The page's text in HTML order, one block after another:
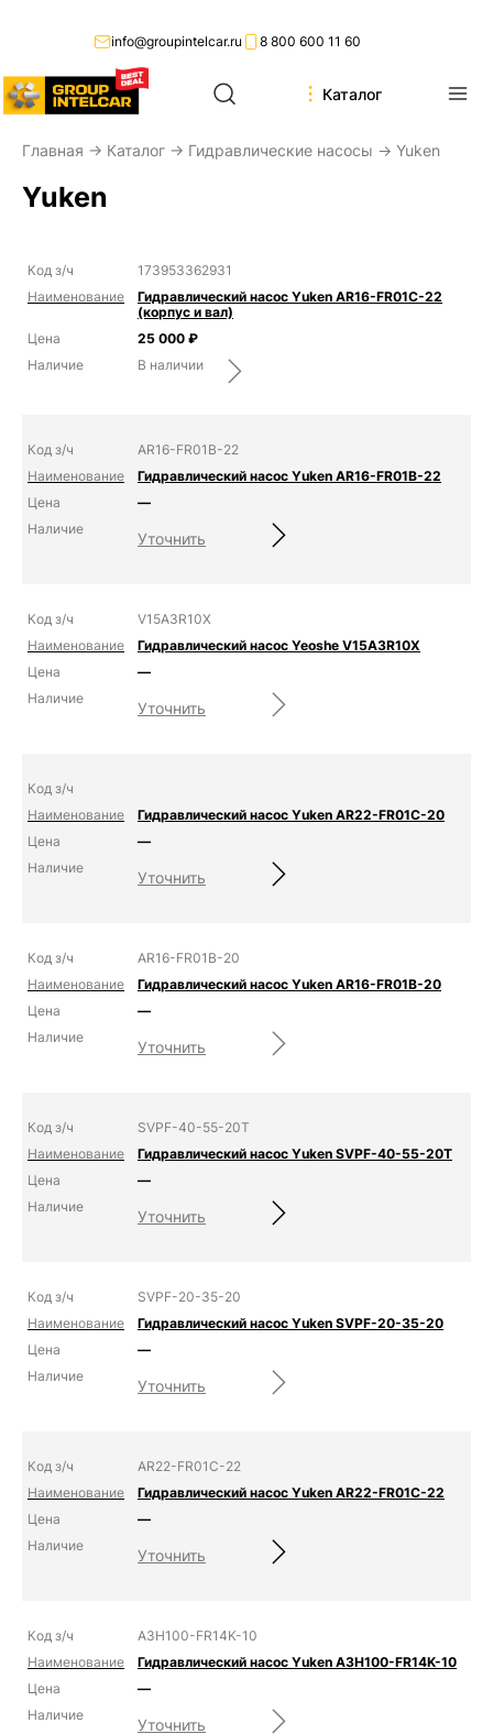
8 800 600 11 60
info@groupintelcar.ru
Каталог
Главная → Каталог → Гидравлические насосы → Yuken
Yuken
173953362931
Гидравлический насос Yuken AR16-FR01C-22
(корпус и вал)
25 000 ₽
В наличии
AR16-FR01B-22
Гидравлический насос Yuken AR16-FR01B-22
—
Уточнить
V15A3R10X
Гидравлический насос Yeoshe V15A3R10X
—
Уточнить
Гидравлический насос Yuken AR22-FR01C-20
—
Уточнить
AR16-FR01B-20
Гидравлический насос Yuken AR16-FR01B-20
—
Уточнить
SVPF-40-55-20T
Гидравлический насос Yuken SVPF-40-55-20T
—
Уточнить
SVPF-20-35-20
Гидравлический насос Yuken SVPF-20-35-20
—
Уточнить
AR22-FR01C-22
Гидравлический насос Yuken AR22-FR01C-22
—
Уточнить
A3H100-FR14K-10
Гидравлический насос Yuken A3H100-FR14K-10
—
Уточнить